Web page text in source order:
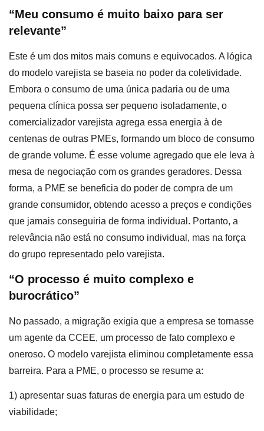
“Meu consumo é muito baixo para ser
relevante”
Este é um dos mitos mais comuns e equivocados. A lógica
do modelo varejista se baseia no poder da coletividade.
Embora o consumo de uma única padaria ou de uma
pequena clínica possa ser pequeno isoladamente, o
comercializador varejista agrega essa energia à de
centenas de outras PMEs, formando um bloco de consumo
de grande volume. É esse volume agregado que ele leva à
mesa de negociação com os grandes geradores. Dessa
forma, a PME se beneficia do poder de compra de um
grande consumidor, obtendo acesso a preços e condições
que jamais conseguiria de forma individual. Portanto, a
relevância não está no consumo individual, mas na força
do grupo representado pelo varejista.
“O processo é muito complexo e
burocrático”
No passado, a migração exigia que a empresa se tornasse
um agente da CCEE, um processo de fato complexo e
oneroso. O modelo varejista eliminou completamente essa
barreira. Para a PME, o processo se resume a:
1) apresentar suas faturas de energia para um estudo de
viabilidade;